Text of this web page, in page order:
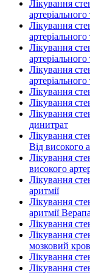
Лікування
Лікування
Лікування
Лікування
Лікування
Лікування
Лікування
динитрат
Лікування
Від високого
Лікування
високого
Лікування
аритмії
Лікування
аритмії
Лікування
Лікування
мозковий
Лікування
Лікування